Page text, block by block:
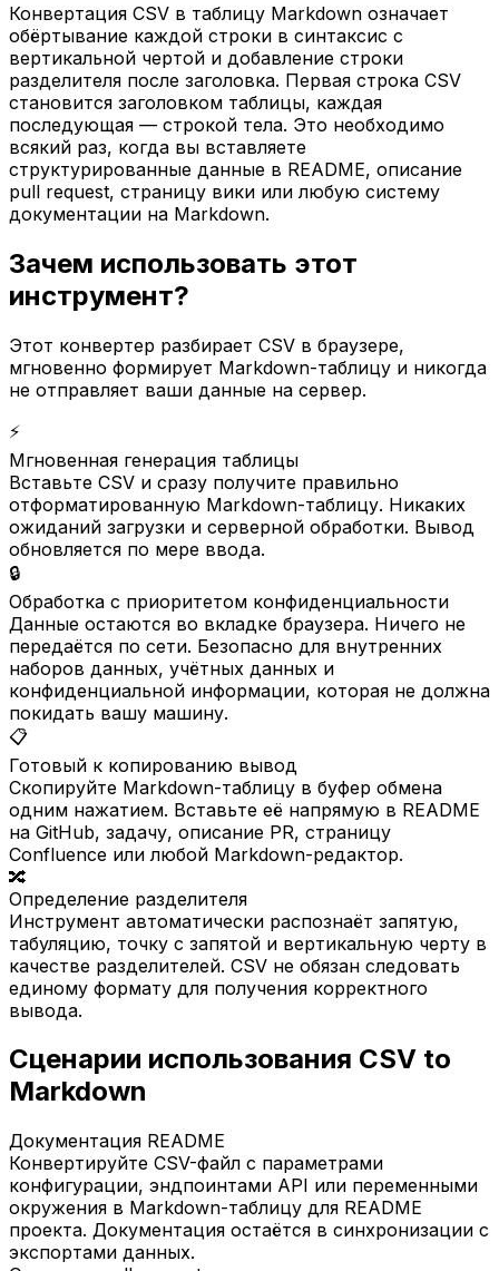
Конвертация CSV в таблицу Markdown означает
обёртывание каждой строки в синтаксис с
вертикальной чертой и добавление строки
разделителя после заголовка. Первая строка CSV
становится заголовком таблицы, каждая
последующая — строкой тела. Это необходимо
всякий раз, когда вы вставляете
структурированные данные в README, описание
pull request, страницу вики или любую систему
документации на Markdown.
Зачем использовать этот
инструмент?
Этот конвертер разбирает CSV в браузере,
мгновенно формирует Markdown-таблицу и никогда
не отправляет ваши данные на сервер.
⚡
Мгновенная генерация таблицы
Вставьте CSV и сразу получите правильно
отформатированную Markdown-таблицу. Никаких
ожиданий загрузки и серверной обработки. Вывод
обновляется по мере ввода.
🔒
Обработка с приоритетом конфиденциальности
Данные остаются во вкладке браузера. Ничего не
передаётся по сети. Безопасно для внутренних
наборов данных, учётных данных и
конфиденциальной информации, которая не должна
покидать вашу машину.
📋
Готовый к копированию вывод
Скопируйте Markdown-таблицу в буфер обмена
одним нажатием. Вставьте её напрямую в README
на GitHub, задачу, описание PR, страницу
Confluence или любой Markdown-редактор.
🔀
Определение разделителя
Инструмент автоматически распознаёт запятую,
табуляцию, точку с запятой и вертикальную черту в
качестве разделителей. CSV не обязан следовать
единому формату для получения корректного
вывода.
Сценарии использования CSV to
Markdown
Документация README
Конвертируйте CSV-файл с параметрами
конфигурации, эндпоинтами API или переменными
окружения в Markdown-таблицу для README
проекта. Документация остаётся в синхронизации с
экспортами данных.